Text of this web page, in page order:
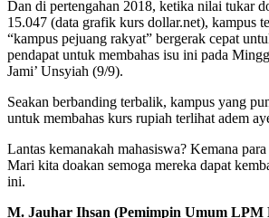
Dan di pertengahan 2018, ketika nilai tukar
15.047 (data grafik kurs dollar.net), kampus
“kampus pejuang rakyat” bergerak cepat
pendapat untuk membahas isu ini pada
Jami’ Unsyiah (9/9).
Seakan berbanding terbalik, kampus yang
untuk membahas kurs rupiah terlihat adem
Lantas kemanakah mahasiswa? Kemana
Mari kita doakan semoga mereka dapat
ini.
M. Jauhar Ihsan (Pemimpin Umum LPM